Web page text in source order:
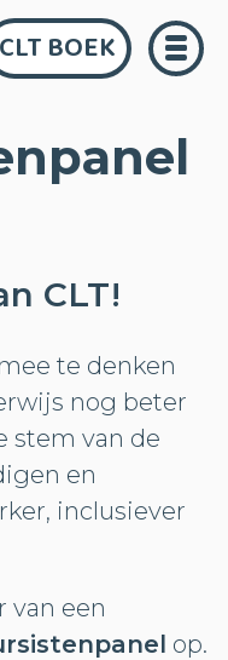
CLT BOEK
CLT!
te denken
nog beter
stem van de
en
inclusiever
van een
op.